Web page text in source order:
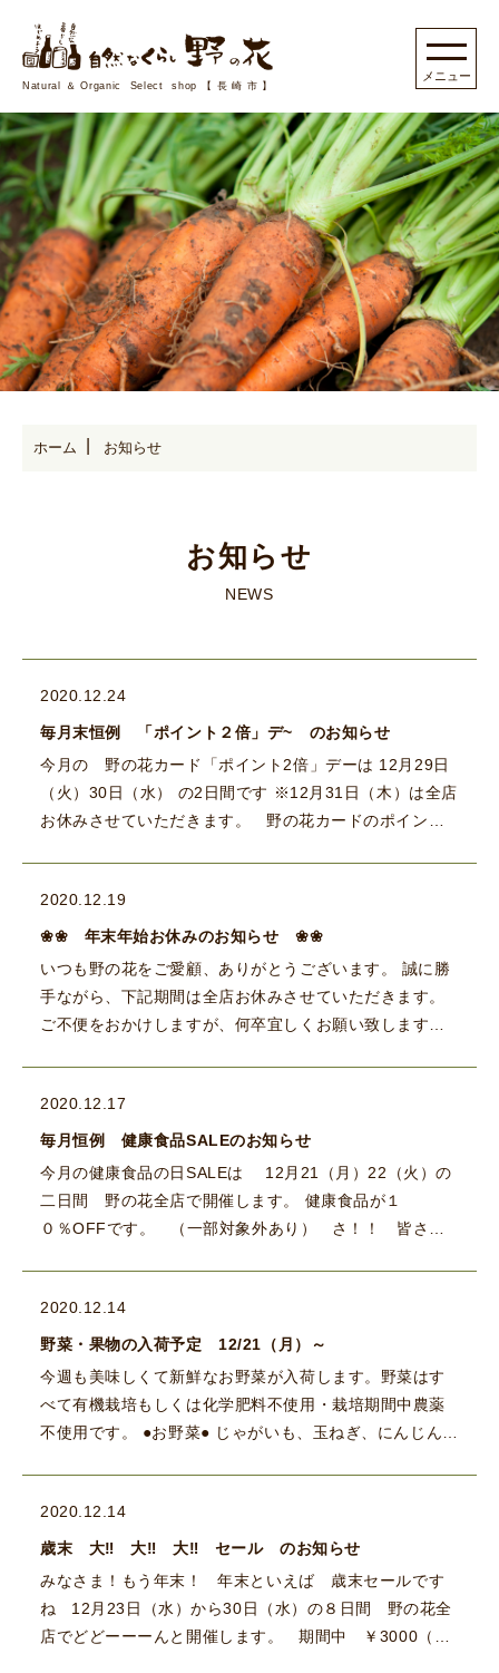
Natural＆Organic Select shop【長崎市】
ホーム お知らせ
お知らせ
NEWS
2020.12.24
毎月末恒例 「ポイント２倍」デ~ のお知らせ
今月の 野の花カード「ポイント2倍」デーは 12月29日
（火）30日（水） の2日間です ※12月31日（木）は全店
お休みさせていただきます。 野の花カードのポイント
2020.12.19
❀❀ 年末年始お休みのお知らせ ❀❀
いつも野の花をご愛顧、ありがとうございます。 誠に勝
手ながら、下記期間は全店お休みさせていただきます。
ご不便をおかけしますが、何卒宜しくお願い致します。
2020.12.17
毎月恒例 健康食品SALEのお知らせ
今月の健康食品の日SALEは 12月21（月）22（火）の
二日間 野の花全店で開催します。 健康食品が１
０％OFFです。 （一部対象外あり） さ！！ 皆さ
2020.12.14
野菜・果物の入荷予定 12/21（月）～
今週も美味しくて新鮮なお野菜が入荷します。野菜はす
べて有機栽培もしくは化学肥料不使用・栽培期間中農薬
不使用です。 ●お野菜● じゃがいも、玉ねぎ、にんじん、
2020.12.14
歳末 大‼ 大‼ 大‼ セール のお知らせ
みなさま！もう年末！ 年末といえば 歳末セールです
ね 12月23日（水）から30日（水）の８日間 野の花全
店でどどーーーんと開催します。 期間中 ￥3000（税